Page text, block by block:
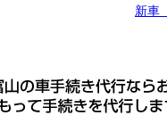
新